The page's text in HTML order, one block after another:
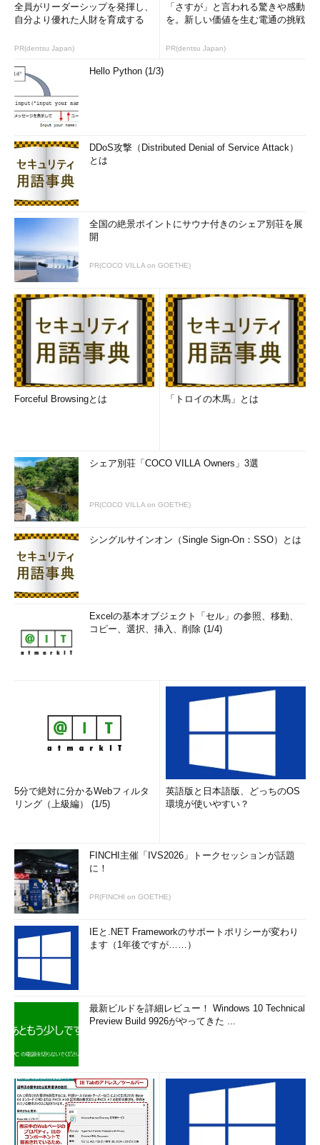
全員がリーダーシップを発揮し、
自分より優れた人財を育成する
PR(dentsu Japan)
「さすが」と言われる驚きや感動
を。新しい価値を生む電通の挑戦
PR(dentsu Japan)
Hello Python (1/3)
DDoS攻撃（Distributed Denial of Service Attack）
とは
全国の絶景ポイントにサウナ付きのシェア別荘を展
開
PR(COCO VILLA on GOETHE)
Forceful Browsingとは 「トロイの木馬」とは
シェア別荘「COCO VILLA Owners」3選
PR(COCO VILLA on GOETHE)
シングルサインオン（Single Sign-On：SSO）とは
Excelの基本オブジェクト「セル」の参照、移動、
コピー、選択、挿入、削除 (1/4)
5分で絶対に分かるWebフィルタ
リング（上級編） (1/5)
英語版と日本語版、どっちのOS
環境が使いやすい？
FINCHI主催「IVS2026」トークセッションが話題
に！
PR(FINCHI on GOETHE)
IEと.NET Frameworkのサポートポリシーが変わり
ます（1年後ですが……）
最新ビルドを詳細レビュー！ Windows 10 Technical
Preview Build 9926がやってきた ...